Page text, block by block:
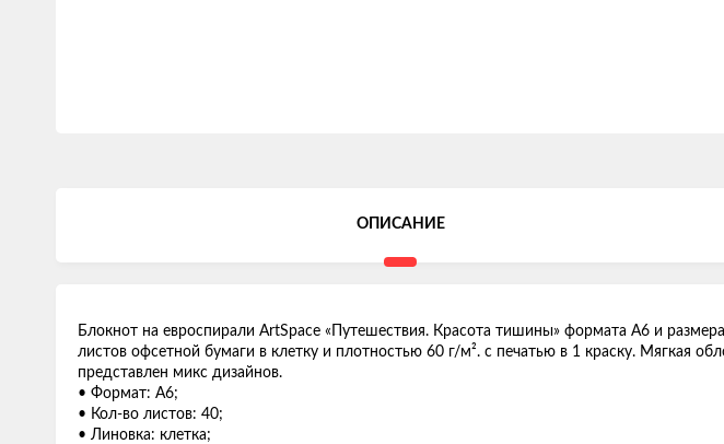
ОПИСАНИЕ
Блокнот на евроспирали ArtSpace «Путешествия. Красота тишины» формата А6 и
листов офсетной бумаги в клетку и плотностью 60 г/м². с печатью в 1 краску. Мягкая
представлен микс дизайнов.
• Формат: А6;
• Кол-во листов: 40;
• Линовка: клетка;